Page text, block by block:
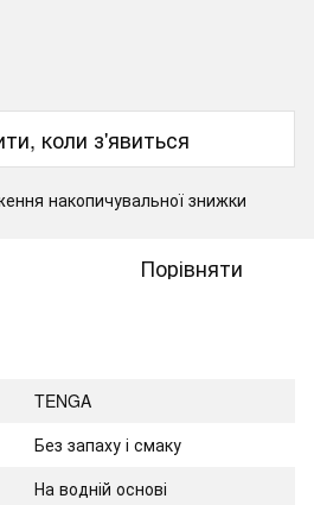
коли з'явиться
накопичувальної знижки
Порівняти
TENGA
Без запаху і смаку
На водній основі